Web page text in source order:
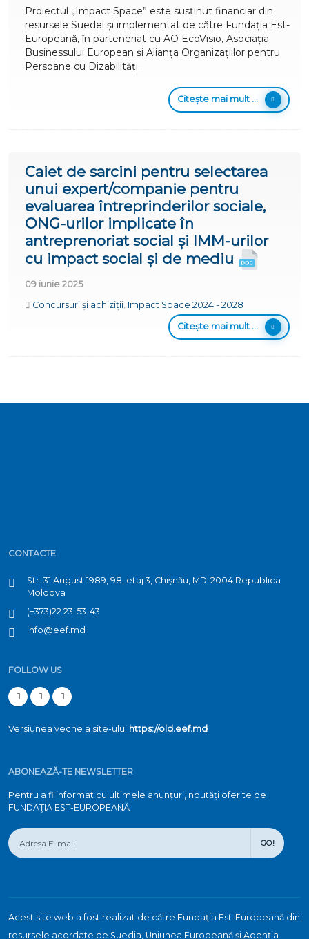
Proiectul „Impact Space” este susținut financiar din
resursele Suedei și implementat de către Fundația Est-
Europeană, în parteneriat cu AO EcoVisio, Asociația
Businessului European și Alianța Organizațiilor pentru
Persoane cu Dizabilități.
Citește mai mult ...
Caiet de sarcini pentru selectarea
unui expert/companie pentru
evaluarea întreprinderilor sociale,
ONG-urilor implicate în
antreprenoriat social și IMM-urilor
cu impact social și de mediu
09 iunie 2025
Concursuri și achiziții, Impact Space 2024 - 2028
Citește mai mult ...
CONTACTE
Str. 31 August 1989, 98, etaj 3, Chişnău, MD-2004 Republica
Moldova
(+373)22 23-53-43
info@eef.md
FOLLOW US
Versiunea veche a site-ului https://old.eef.md
ABONEAZĂ-TE NEWSLETTER
Pentru a fi informat cu ultimele anunțuri, noutăți oferite de
FUNDAŢIA EST-EUROPEANĂ
GO!
Acest site web a fost realizat de către Fundaţia Est-Europeană din
resursele acordate de Suedia, Uniunea Europeană și Agenția